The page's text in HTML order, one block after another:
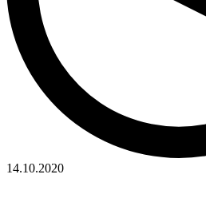
14.10.2020